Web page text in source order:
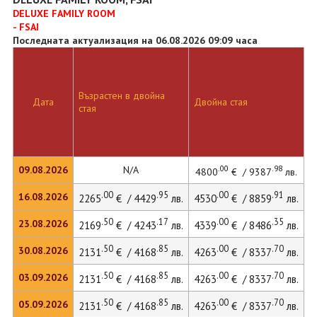
DELUXE FAMILY ROOM
- FSAI
Последната актуализация на 06.08.2026 09:09 часа
Дата
09.08.2026
16.08.2026
23.08.2026
30.08.2026
03.09.2026
05.09.2026
Възрастен в двойна
стая
Двойна стая
N/A 4800.00 € / 9387.98лв.
2265.00€ / 4429.95 лв. 4530.00€ / 8859.91 лв.
2169.50€ / 4243.17 лв. 4339.00€ / 8486.35 лв.
2131.50€ / 4168.85 лв. 4263.00€ / 8337.70лв.
2131.50€ / 4168.85 лв. 4263.00€ / 8337.70лв.
2131.50€ / 4168.85 лв. 4263.00€ / 8337.70лв.